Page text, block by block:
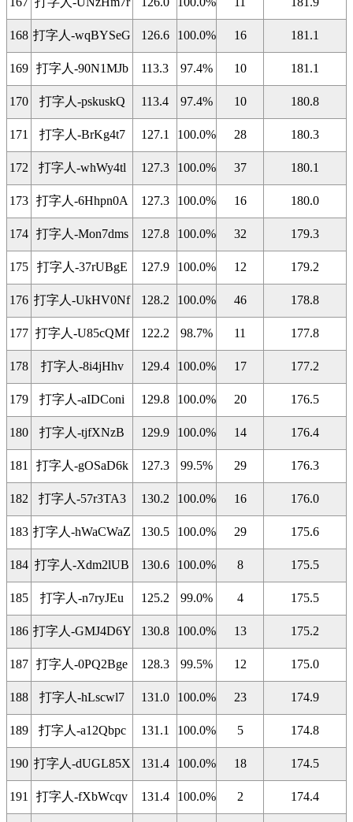
168 打字人-wqBYSeG 126.6 100.0% 16 181.1
169 打字人-90N1MJb 113.3 97.4% 10 181.1
170 打字人-pskuskQ 113.4 97.4% 10 180.8
171 打字人-BrKg4t7 127.1 100.0% 28 180.3
172 打字人-whWy4tl 127.3 100.0% 37 180.1
173 打字人-6Hhpn0A 127.3 100.0% 16 180.0
174 打字人-Mon7dms 127.8 100.0% 32 179.3
175 打字人-37rUBgE 127.9 100.0% 12 179.2
176 打字人-UkHV0Nf 128.2 100.0% 46 178.8
177 打字人-U85cQMf 122.2 98.7% 11 177.8
178 打字人-8i4jHhv 129.4 100.0% 17 177.2
179 打字人-aIDConi 129.8 100.0% 20 176.5
180 打字人-tjfXNzB 129.9 100.0% 14 176.4
181 打字人-gOSaD6k 127.3 99.5% 29 176.3
182 打字人-57r3TA3 130.2 100.0% 16 176.0
183 打字人-hWaCWaZ 130.5 100.0% 29 175.6
184 打字人-Xdm2lUB 130.6 100.0% 8 175.5
185 打字人-n7ryJEu 125.2 99.0% 4 175.5
186 打字人-GMJ4D6Y 130.8 100.0% 13 175.2
187 打字人-0PQ2Bge 128.3 99.5% 12 175.0
188 打字人-hLscwl7 131.0 100.0% 23 174.9
189 打字人-a12Qbpc 131.1 100.0% 5 174.8
190 打字人-dUGL85X 131.4 100.0% 18 174.5
191 打字人-fXbWcqv 131.4 100.0% 2 174.4